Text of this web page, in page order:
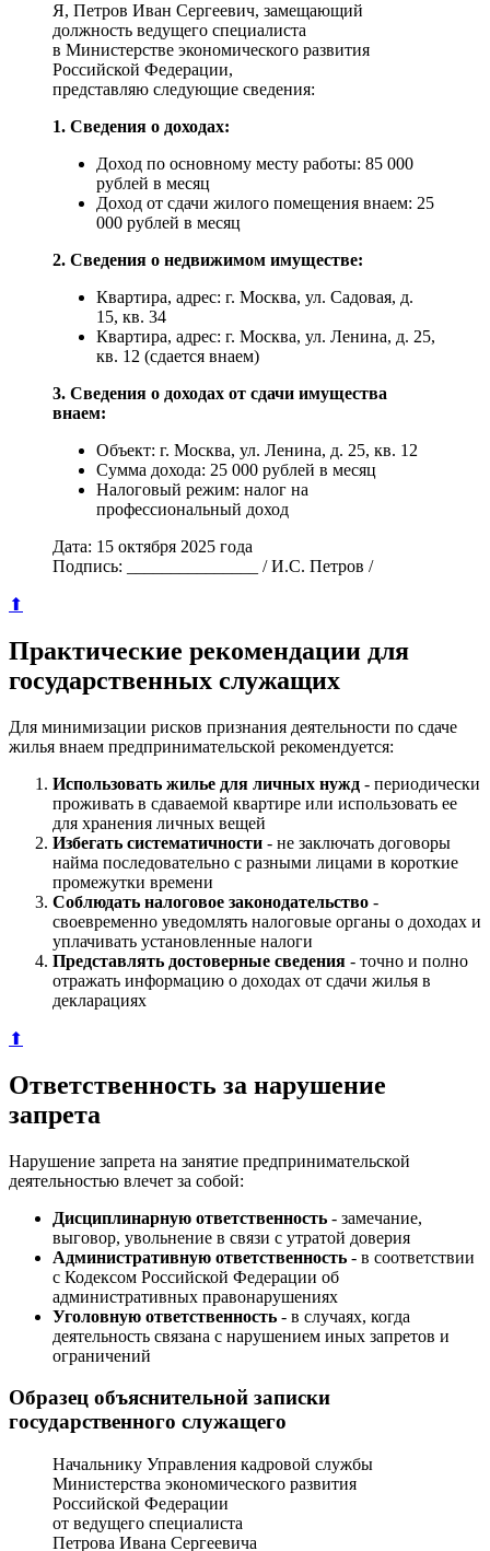
Я, Петров Иван Сергеевич, замещающий
должность ведущего специалиста
в Министерстве экономического развития
Российской Федерации,
представляю следующие сведения:
1. Сведения о доходах:
Доход по основному месту работы: 85 000
рублей в месяц
Доход от сдачи жилого помещения внаем: 25
000 рублей в месяц
2. Сведения о недвижимом имуществе:
Квартира, адрес: г. Москва, ул. Садовая, д.
15, кв. 34
Квартира, адрес: г. Москва, ул. Ленина, д. 25,
кв. 12 (сдается внаем)
3. Сведения о доходах от сдачи имущества
внаем:
Объект: г. Москва, ул. Ленина, д. 25, кв. 12
Сумма дохода: 25 000 рублей в месяц
Налоговый режим: налог на
профессиональный доход
Дата: 15 октября 2025 года
Подпись: _______________ / И.С. Петров /
⬆
Практические рекомендации для
государственных служащих
Для минимизации рисков признания деятельности по сдаче
жилья внаем предпринимательской рекомендуется:
Использовать жилье для личных нужд - периодически
проживать в сдаваемой квартире или использовать ее
для хранения личных вещей
Избегать систематичности - не заключать договоры
найма последовательно с разными лицами в короткие
промежутки времени
Соблюдать налоговое законодательство -
своевременно уведомлять налоговые органы о доходах и
уплачивать установленные налоги
Представлять достоверные сведения - точно и полно
отражать информацию о доходах от сдачи жилья в
декларациях
⬆
Ответственность за нарушение
запрета
Нарушение запрета на занятие предпринимательской
деятельностью влечет за собой:
Дисциплинарную ответственность - замечание,
выговор, увольнение в связи с утратой доверия
Административную ответственность - в соответствии
с Кодексом Российской Федерации об
административных правонарушениях
Уголовную ответственность - в случаях, когда
деятельность связана с нарушением иных запретов и
ограничений
Образец объяснительной записки
государственного служащего
Начальнику Управления кадровой службы
Министерства экономического развития
Российской Федерации
от ведущего специалиста
Петрова Ивана Сергеевича